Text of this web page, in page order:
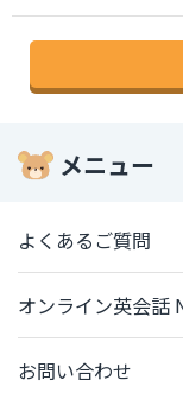
メニュー
よくあるご質問
オンライン英会話
お問い合わせ